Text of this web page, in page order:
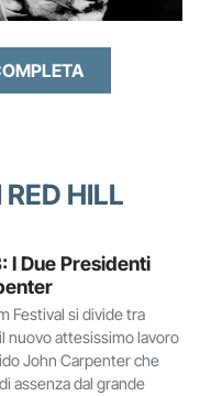
HILL
I Due Presidenti
Festival si divide tra
nuovo attesissimo lavoro
John Carpenter che
assenza dal grande